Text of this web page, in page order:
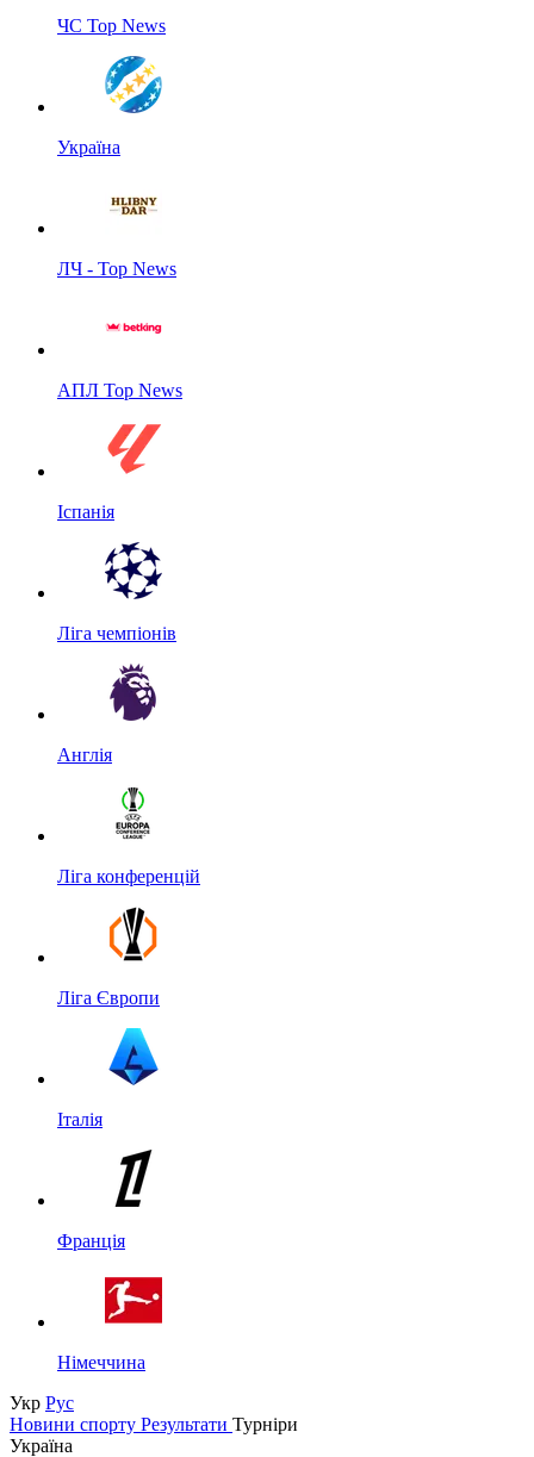
ЧС Top News
Україна
ЛЧ - Top News
АПЛ Top News
Іспанія
Ліга чемпіонів
Англія
Ліга конференцій
Ліга Європи
Італія
Франція
Німеччина
Укр Рус
Новини спорту Результати Турніри
Україна